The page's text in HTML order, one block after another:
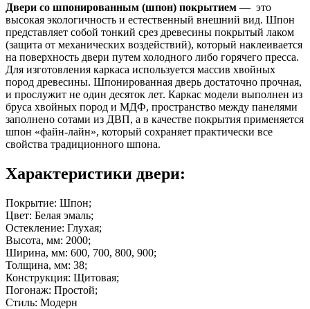
Двери со шпонированным (шпон) покрытием — это
высокая экологичность и естественный внешний вид. Шпон
представляет собой тонкий срез древесины покрытый лаком
(защита от механических воздействий), который наклеивается
на поверхность двери путем холодного либо горячего пресса.
Для изготовления каркаса используется массив хвойных
пород древесины. Шпонированная дверь достаточно прочная,
и прослужит не один десяток лет. Каркас модели выполнен из
бруса хвойных пород и МДФ, пространство между панелями
заполнено сотами из ДВП, а в качестве покрытия применяется
шпон «файн-лайн», который сохраняет практически все
свойства традиционного шпона.
Характеристики двери:
Покрытие: Шпон;
Цвет: Белая эмаль;
Остекление: Глухая;
Высота, мм: 2000;
Ширина, мм: 600, 700, 800, 900;
Толщина, мм: 38;
Конструкция: Щитовая;
Погонаж: Простой;
Стиль: Модерн